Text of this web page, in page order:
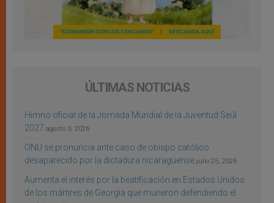
ÚLTIMAS NOTICIAS
Himno oficial de la Jornada Mundial de la Juventud Seúl
2027 agosto 3, 2026
ONU se pronuncia ante caso de obispo católico
desaparecido por la dictadura nicaragüense julio 25, 2026
Aumenta el interés por la beatificación en Estados Unidos
de los mártires de Georgia que murieron defendiendo el